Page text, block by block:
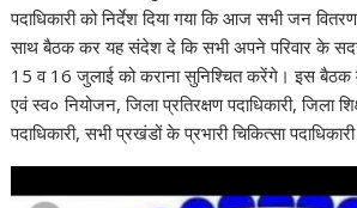
पदाधिकारी को निर्देश दिया गया कि आज सभी जन
साथ बैठक कर यह संदेश दे कि सभी अपने परिवार के
15 व 16 जुलाई को कराना सुनिश्चित करेंगे। इस
एवं स्व० नियोजन, जिला प्रतिरक्षण पदाधिकारी, जिला
पदाधिकारी, सभी प्रखंडों के प्रभारी चिकित्सा